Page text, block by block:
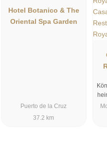
Hotel Botanico & The
Oriental Spa Garden
Puerto de la Cruz
37.2 km